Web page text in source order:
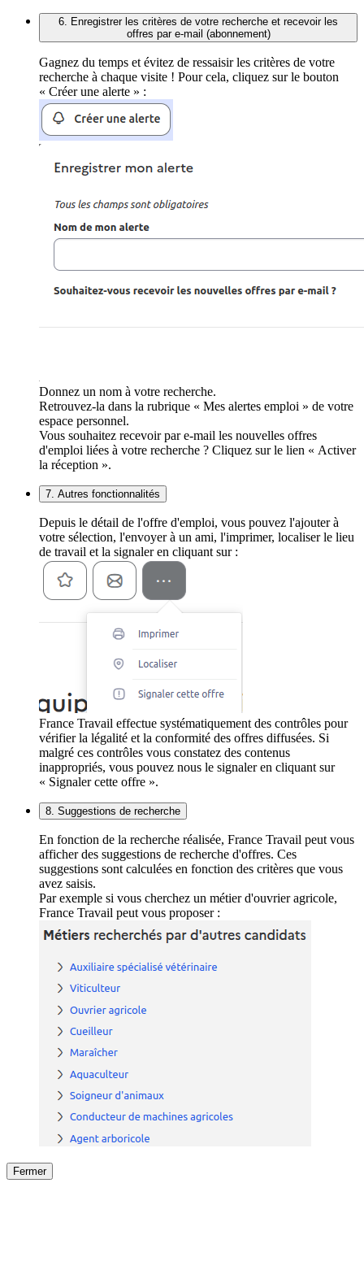
6. Enregistrer les critères de votre recherche et recevoir les
offres par e-mail (abonnement)
Gagnez du temps et évitez de ressaisir les critères de votre
recherche à chaque visite ! Pour cela, cliquez sur le bouton
« Créer une alerte » :
Donnez un nom à votre recherche.
Retrouvez-la dans la rubrique « Mes alertes emploi » de votre
espace personnel.
Vous souhaitez recevoir par e-mail les nouvelles offres
d'emploi liées à votre recherche ? Cliquez sur le lien « Activer
la réception ».
7. Autres fonctionnalités
Depuis le détail de l'offre d'emploi, vous pouvez l'ajouter à
votre sélection, l'envoyer à un ami, l'imprimer, localiser le lieu
de travail et la signaler en cliquant sur :
France Travail effectue systématiquement des contrôles pour
vérifier la légalité et la conformité des offres diffusées. Si
malgré ces contrôles vous constatez des contenus
inappropriés, vous pouvez nous le signaler en cliquant sur
« Signaler cette offre ».
8. Suggestions de recherche
En fonction de la recherche réalisée, France Travail peut vous
afficher des suggestions de recherche d'offres. Ces
suggestions sont calculées en fonction des critères que vous
avez saisis.
Par exemple si vous cherchez un métier d'ouvrier agricole,
France Travail peut vous proposer :
Fermer